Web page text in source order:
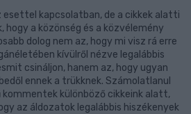
esettel kapcsolatban, de a cikkek alatti
hogy a közönség és a közvélemény
dolog nem az, hogy mi visz rá erre
kívülről nézve legalábbis
csináljon, hanem az, hogy ugyan
ennek a trükknek. Számolatlanul
kommentek különböző cikkeink alatt,
az áldozatok legalábbis hiszékenyek